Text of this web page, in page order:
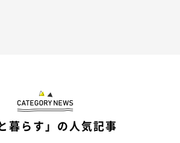
暮らす」の人気記事